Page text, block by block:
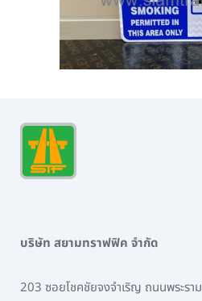
บริษัท สยามทราฟฟิค จำกัด
203 ซอยโชคชัยจงจำเริญ ถนนพระรา